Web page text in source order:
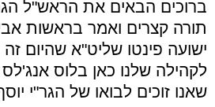
ברוכים הבאים את הראש"ל
תורה קצרים ואמר בראשות
ישועה פינטו שליט"א שהיום
לקהילה שלנו כאן בלוס אנג'לס
שאנו זוכים לבואו של הגר"י